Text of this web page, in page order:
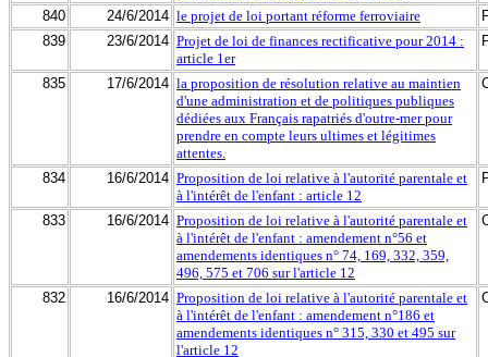
840 24/6/2014 le projet de loi portant réforme ferroviaire
839
23/6/2014 Projet de loi de finances rectificative pour 2014 :
article 1er
835 17/6/2014 la proposition de résolution relative au maintien
d'une administration et de politiques publiques
dédiées aux Français rapatriés d'outre-mer pour
prendre en compte leurs ultimes et légitimes
attentes.
834 16/6/2014 Proposition de loi relative à l'autorité parentale et
à l'intérêt de l'enfant : article 12
833 16/6/2014 Proposition de loi relative à l'autorité parentale et
à l'intérêt de l'enfant : amendement n°56 et
amendements identiques n° 74, 169, 332, 359,
496, 575 et 706 sur l'article 12
832 16/6/2014 Proposition de loi relative à l'autorité parentale et
à l'intérêt de l'enfant : amendement n°186 et
amendements identiques n° 315, 330 et 495 sur
l'article 12